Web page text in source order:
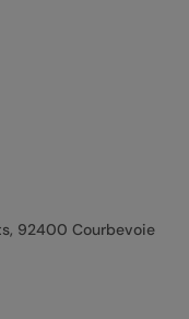
92400 Courbevoie